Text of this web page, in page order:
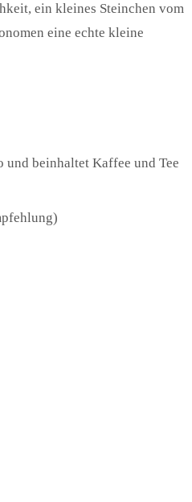
ein kleines Steinchen vom
eine echte kleine
beinhaltet Kaffee und Tee